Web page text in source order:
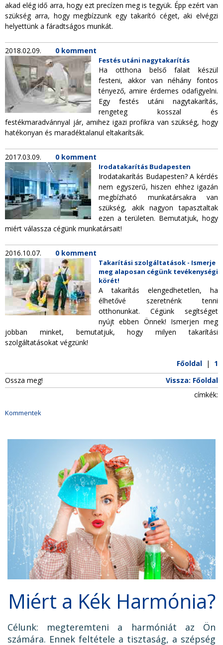
akad elég idő arra, hogy ezt precízen meg is tegyük. Épp ezért van
szükség arra, hogy megbízzunk egy takarító céget, aki elvégzi
helyettünk a fáradtságos munkát.
2018.02.09. 0 komment
Festés utáni nagytakarítás
Ha otthona belső falait készül
festeni, akkor van néhány fontos
tényező, amire érdemes odafigyelni.
Egy festés utáni nagytakarítás,
rengeteg kosszal és
festékmaradvánnyal jár, amihez igazi profikra van szükség, hogy
hatékonyan és maradéktalanul eltakarítsák.
2017.03.09. 0 komment
Irodatakarítás Budapesten
Irodatakarítás Budapesten? A kérdés
nem egyszerű, hiszen ehhez igazán
megbízható munkatársakra van
szükség, akik nagyon tapasztaltak
ezen a területen. Bemutatjuk, hogy
miért válassza cégünk munkatársait!
2016.10.07. 0 komment
Takarítási szolgáltatások - Ismerje
meg alaposan cégünk tevékenységi
körét!
A takarítás elengedhetetlen, ha
élhetővé szeretnénk tenni
otthonunkat. Cégünk segítséget
nyújt ebben Önnek! Ismerjen meg
jobban minket, bemutatjuk, hogy milyen takarítási
szolgáltatásokat végzünk!
Főoldal |
1
Ossza meg!
Vissza: Főoldal
címkék:
Kommentek
Miért a Kék Harmónia?
Célunk: megteremteni a harmóniát az Ön
számára. Ennek feltétele a tisztaság, a szépség